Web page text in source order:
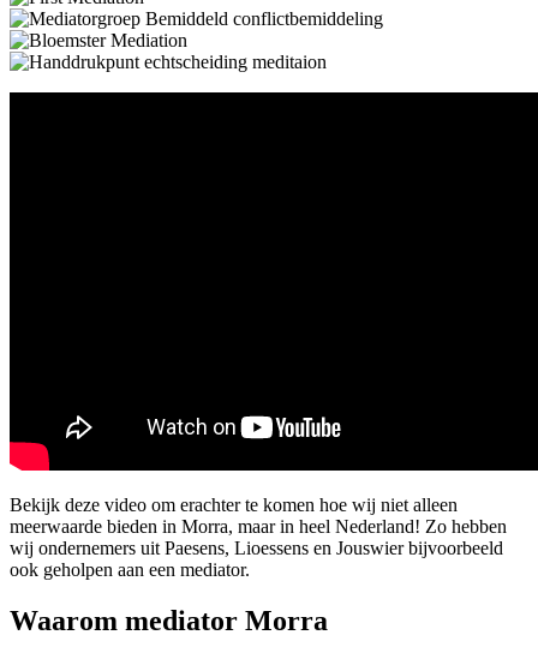
Bekijk deze video om erachter te komen hoe wij niet alleen
meerwaarde bieden in Morra, maar in heel Nederland! Zo hebben
wij ondernemers uit Paesens, Lioessens en Jouswier bijvoorbeeld
ook geholpen aan een mediator.
Waarom mediator Morra